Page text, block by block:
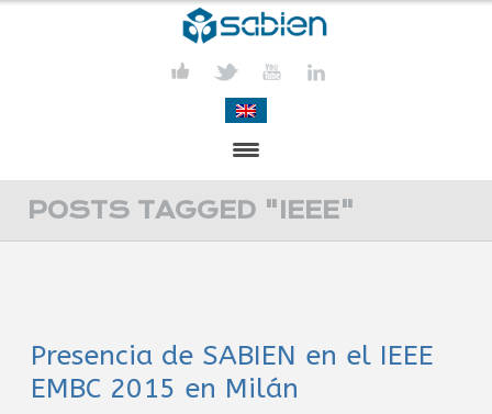
PRESENTACIÓN
ACTIVIDADES
COMUNICACIÓN
POSTS TAGGED "IEEE"
Presencia de SABIEN en el IEEE
EMBC 2015 en Milán